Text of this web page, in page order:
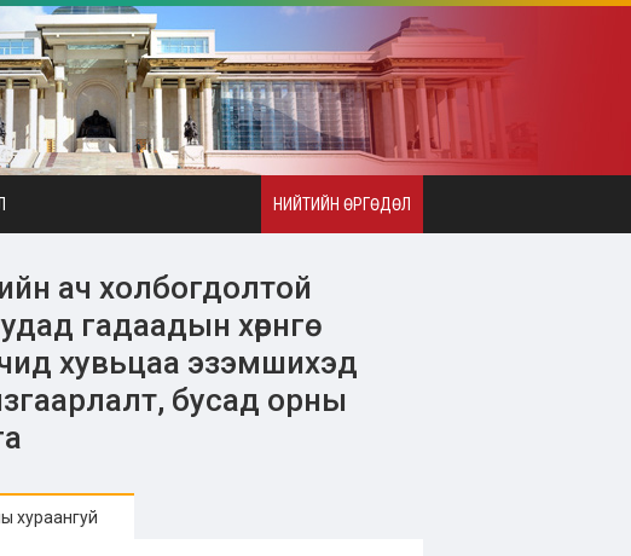
НИЙТИЙН ӨРГӨДӨЛ
ач холбогдолтой
гадаадын хөрнгө
хувьцаа эзэмшихэд
бусад орны
хураангуй